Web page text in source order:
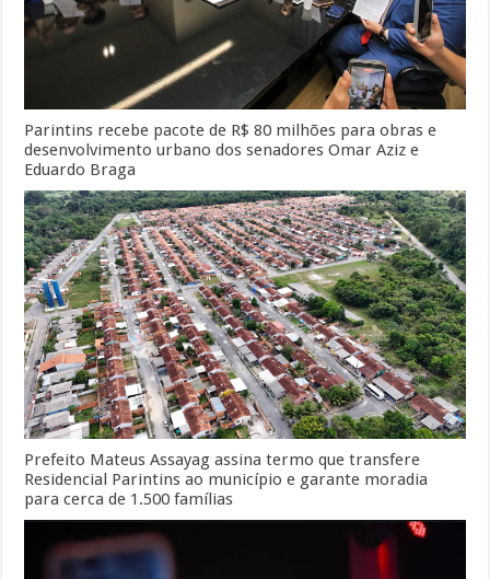
Parintins recebe pacote de R$ 80 milhões para obras e
desenvolvimento urbano dos senadores Omar Aziz e
Eduardo Braga
Prefeito Mateus Assayag assina termo que transfere
Residencial Parintins ao município e garante moradia
para cerca de 1.500 famílias